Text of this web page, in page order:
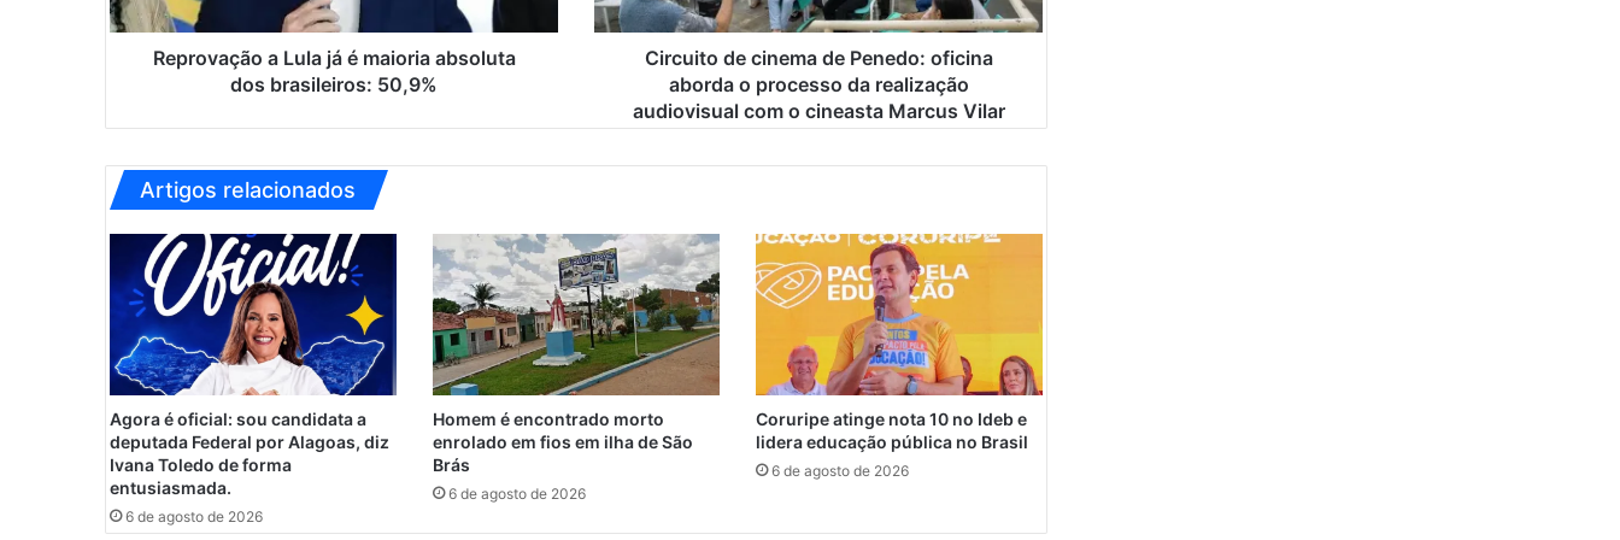
ç
ã
u
j
á
m
o
r
a
a
b
s
Reprovação a Lula já é maioria absoluta
dos brasileiros: 50,9%
o
d
n
d
e
P
e
n
e
d
o
:
Circuito de cinema de Penedo: oficina
aborda o processo da realização
audiovisual com o cineasta Marcus Vilar
Artigos relacionados
Agora é oficial: sou candidata a
deputada Federal por Alagoas, diz
Ivana Toledo de forma
entusiasmada.
6 de agosto de 2026
Homem é encontrado morto
enrolado em fios em ilha de São
Brás
6 de agosto de 2026
Coruripe atinge nota 10 no Ideb e
lidera educação pública no Brasil
6 de agosto de 2026